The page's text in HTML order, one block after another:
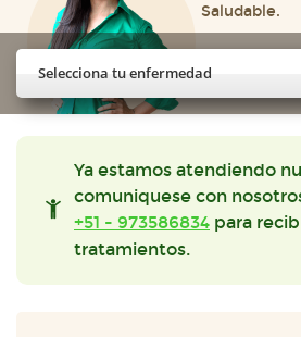
Saludable.
Selecciona tu enfermedad
Ya estamos atendiendo
comuniquese con
+51 - 973586834 para
tratamientos.